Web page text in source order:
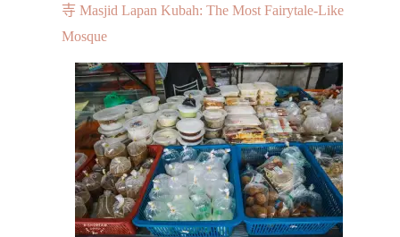
寺 Masjid Lapan Kubah: The Most Fairytale-Like
Mosque